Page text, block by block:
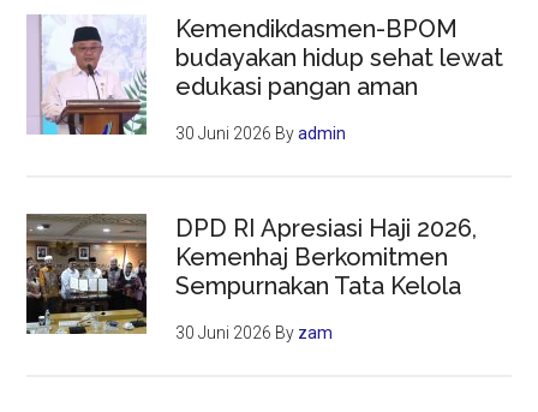
Kemendikdasmen-BPOM
budayakan hidup sehat lewat
edukasi pangan aman
30 Juni 2026 Byadmin
DPD RI Apresiasi Haji 2026,
Kemenhaj Berkomitmen
Sempurnakan Tata Kelola
30 Juni 2026 By zam